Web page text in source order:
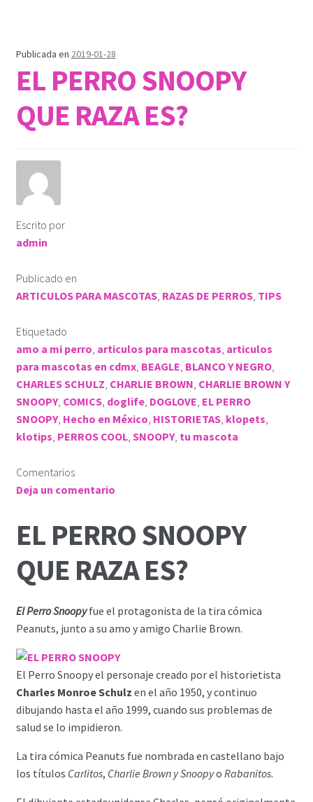
Publicada en 2019-01-28
EL PERRO SNOOPY
QUE RAZA ES?
Escrito por
admin
Publicado en
ARTICULOS PARA MASCOTAS, RAZAS DE PERROS, TIPS
Etiquetado
amo a mi perro articulos para mascotas articulos
para mascotas en cdmx, BEAGLE BLANCO Y NEGRO,
CHARLES SCHULZ CHARLIE BROWN CHARLIE BROWN Y
SNOOPY, COMICS, doglife, DOGLOVE EL PERRO
SNOOPY, Hecho en México HISTORIETAS, klopets
klotips PERROS COOL, SNOOPY, tu mascota
Comentarios
Deja un comentario
EL PERRO SNOOPY
QUE RAZA ES?
El Perro Snoopyfue el protagonista de la tira cómica
Peanuts, junto a su amo y amigo Charlie Brown.
El Perro Snoopy el personaje creado por el historietista
Charles Monroe Schulz en el año 1950, y continuo
dibujando hasta el año 1999, cuando sus problemas de
salud se lo impidieron.
La tira cómica Peanuts fue nombrada en castellano bajo
los títulos Carlitos, Charlie Brown y Snoopyo Rabanitos.